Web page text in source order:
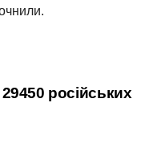
російських